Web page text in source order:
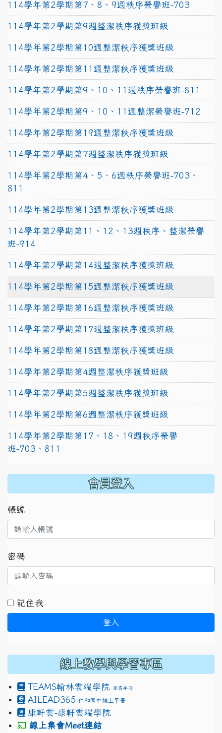
114學年第2學期第7、8、9週秩序榮譽班-703
114學年第2學期第9週整潔秩序獲獎班級
114學年第2學期第10週整潔秩序獲獎班級
114學年第2學期第11週整潔秩序獲獎班級
114學年第2學期第9、10、11週秩序榮譽班-811
114學年第2學期第9、10、11週整潔榮譽班-712
114學年第2學期第19週整潔秩序獲獎班級
114學年第2學期第7週整潔秩序獲獎班級
114學年第2學期第4、5、6週秩序榮譽班-703、
811
114學年第2學期第13週整潔秩序獲獎班級
114學年第2學期第11、12、13週秩序、整潔榮譽
班-914
114學年第2學期第14週整潔秩序獲獎班級
114學年第2學期第15週整潔秩序獲獎班級
114學年第2學期第16週整潔秩序獲獎班級
114學年第2學期第17週整潔秩序獲獎班級
114學年第2學期第18週整潔秩序獲獎班級
114學年第2學期第4週整潔秩序獲獎班級
114學年第2學期第5週整潔秩序獲獎班級
114學年第2學期第6週整潔秩序獲獎班級
114學年第2學期第17、18、19週秩序榮譽
班-703、811
會員登入
帳號
密碼
記住我
登入
線上教學與學習專區
TEAMS翰林雲端學院 家長手冊
AILEAD365 仁和國中線上平臺
康軒雲-康軒雲端學院
線上集會Meet連結